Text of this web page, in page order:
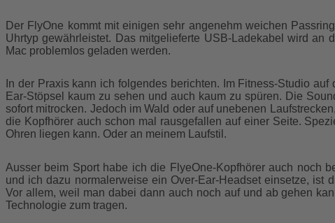
Der FlyOne kommt mit einigen sehr angenehm weichen
Uhrtyp gewährleistet. Das mitgelieferte USB-Ladekabel wird an
Mac problemlos geladen werden.
In der Praxis kann ich folgendes berichten. Im Fitness-Studio
Ear-Stöpsel kaum zu sehen und auch kaum zu spüren. Die
sofort mitrocken. Jedoch im Wald oder auf unebenen
die Kopfhörer auch schon mal rausgefallen auf einer Seite.
Ohren liegen kann. Oder an meinem Laufstil.
Ausser beim Sport habe ich die FlyeOne-Kopfhörer auch noch
und ich dazu normalerweise ein Over-Ear-Headset einsetze, ist
Vor allem, weil man dabei dann auch noch auf und ab gehen
Technologie zum tragen.